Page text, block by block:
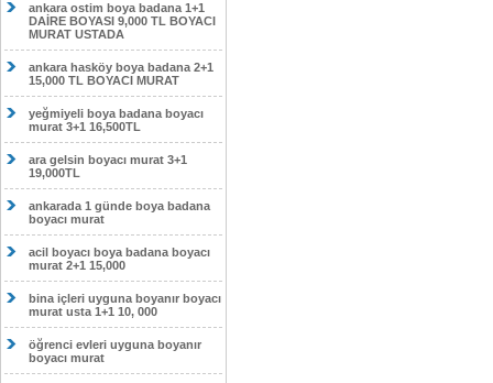
ankara ostim boya badana 1+1
DAİRE BOYASI 9,000 TL BOYACI
MURAT USTADA
ankara hasköy boya badana 2+1
15,000 TL BOYACI MURAT
yeğmiyeli boya badana boyacı
murat 3+1 16,500TL
ara gelsin boyacı murat 3+1
19,000TL
ankarada 1 günde boya badana
boyacı murat
acil boyacı boya badana boyacı
murat 2+1 15,000
bina içleri uyguna boyanır boyacı
murat usta 1+1 10, 000
öğrenci evleri uyguna boyanır
boyacı murat